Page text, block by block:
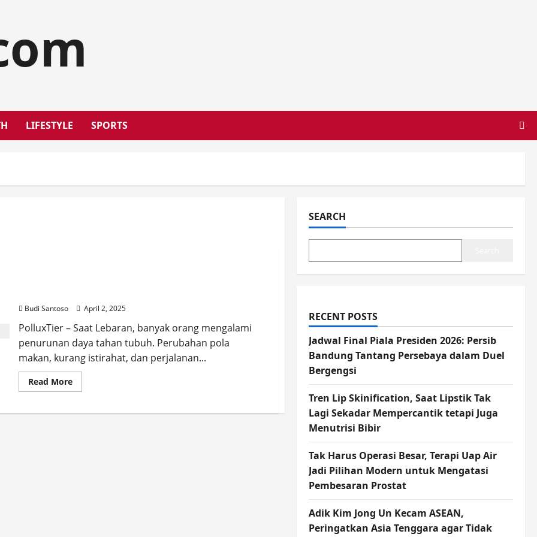
LIFESTYLE SPORTS
Budi Santoso April 2, 2025
PolluxTier – Saat Lebaran, banyak orang mengalami
penurunan daya tahan tubuh. Perubahan pola
makan, kurang istirahat, dan perjalanan...
Read MoreRead
more
Sehat
SEARCH
RECENT POSTS
Jadwal Final Piala Presiden 2026: Persib
Bandung Tantang Persebaya dalam Duel
Bergengsi
Tren Lip Skinification, Saat Lipstik Tak
Lagi Sekadar Mempercantik tetapi Juga
Menutrisi Bibir
Tak Harus Operasi Besar, Terapi Uap Air
Jadi Pilihan Modern untuk Mengatasi
Pembesaran Prostat
Adik Kim Jong Un Kecam ASEAN,
Peringatkan Asia Tenggara agar Tidak